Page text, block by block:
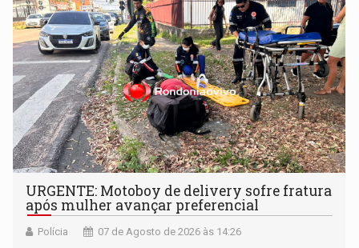
URGENTE: Motoboy de delivery sofre fratura
após mulher avançar preferencial
Polícia 07 de Agosto de 2026 às 14:26